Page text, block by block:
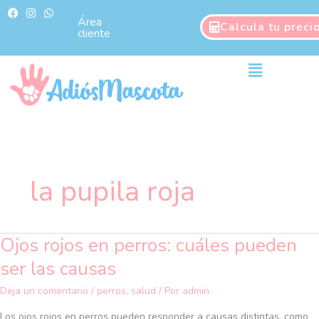
F
a
b
k
I
n
a
g
a
m
W
h
s
p
p
Área
cliente Calcula tu
Main
la pupila roja
Ojos rojos en perros: cuáles pueden
ser las causas
Deja un comentario / perros, salud / Por admin
Ojos
rojos
en
perros: